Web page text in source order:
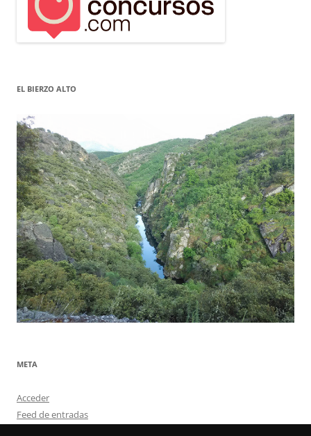
EL BIERZO ALTO
META
Acceder
Feed de entradas